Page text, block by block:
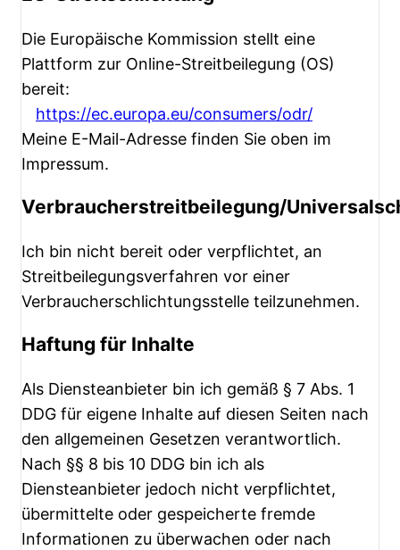
Die Europäische Kommission stellt eine
Plattform zur Online-Streitbeilegung (OS)
bereit:
https://ec.europa.eu/consumers/odr/
Meine E-Mail-Adresse finden Sie oben im
Impressum.
Verbraucherstreitbeilegung/
Ich bin nicht bereit oder verpflichtet, an
Streitbeilegungsverfahren vor einer
Verbraucherschlichtungsstelle teilzunehmen.
Haftung für Inhalte
Als Diensteanbieter bin ich gemäß § 7 Abs. 1
DDG für eigene Inhalte auf diesen Seiten nach
den allgemeinen Gesetzen verantwortlich.
Nach §§ 8 bis 10 DDG bin ich als
Diensteanbieter jedoch nicht verpflichtet,
übermittelte oder gespeicherte fremde
Informationen zu überwachen oder nach